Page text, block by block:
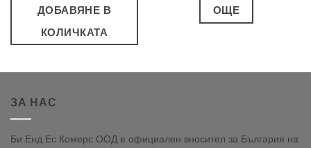
ДОБАВЯНЕ В
КОЛИЧКАТА
ОЩЕ
ЗА НАС
Би Енд Ес Комерс ООД е официален вносител за България на